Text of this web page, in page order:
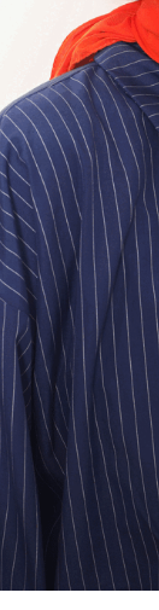
Click to enlarge